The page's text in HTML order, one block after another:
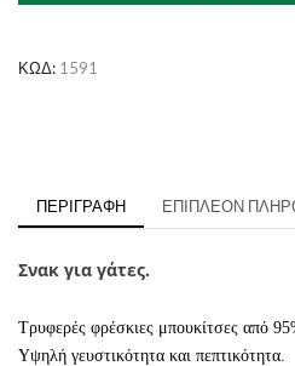
ΚΩΔ: 1591
ΠΕΡΙΓΡΑΦΉ ΕΠΙΠΛΈΟΝ
Σνακ για γάτες.
Τρυφερές φρέσκιες μπουκίτσες από
Υψηλή γευστικότητα και πεπτικότητα.